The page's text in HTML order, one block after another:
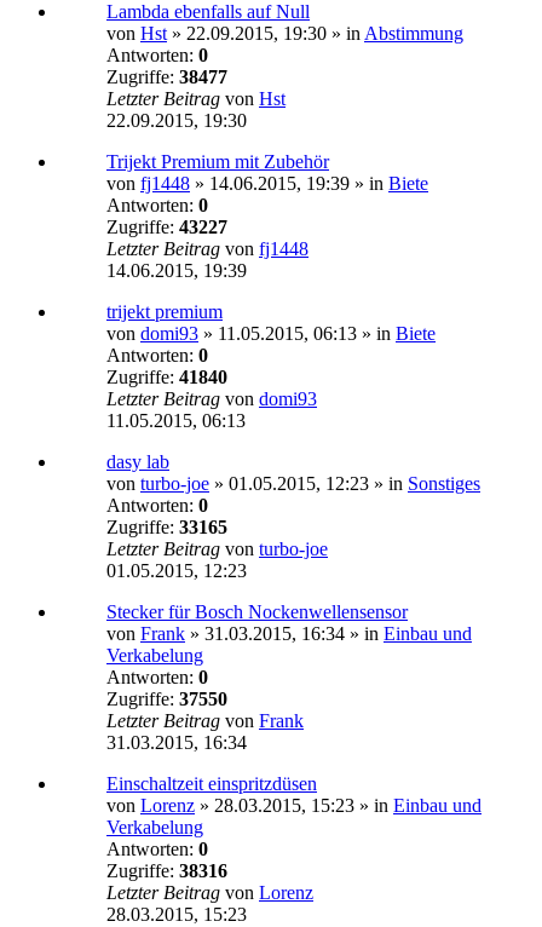
Lambda ebenfalls auf Null
von Hst » 22.09.2015, 19:30 » in Abstimmung
Antworten: 0
Zugriffe: 38477
Letzter Beitrag von Hst
22.09.2015, 19:30
Trijekt Premium mit Zubehör
von fj1448 » 14.06.2015, 19:39 » in Biete
Antworten: 0
Zugriffe: 43227
Letzter Beitrag von fj1448
14.06.2015, 19:39
trijekt premium
von domi93 » 11.05.2015, 06:13 » in Biete
Antworten: 0
Zugriffe: 41840
Letzter Beitrag von domi93
11.05.2015, 06:13
dasy lab
von turbo-joe » 01.05.2015, 12:23 » in Sonstiges
Antworten: 0
Zugriffe: 33165
Letzter Beitrag von turbo-joe
01.05.2015, 12:23
Stecker für Bosch Nockenwellensensor
von Frank » 31.03.2015, 16:34 » in Einbau und
Verkabelung
Antworten: 0
Zugriffe: 37550
Letzter Beitrag von Frank
31.03.2015, 16:34
Einschaltzeit einspritzdüsen
von Lorenz » 28.03.2015, 15:23 » in Einbau und
Verkabelung
Antworten: 0
Zugriffe: 38316
Letzter Beitrag von Lorenz
28.03.2015, 15:23